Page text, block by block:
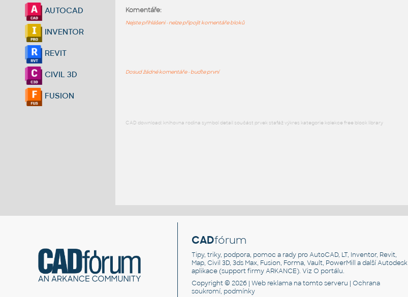
AUTOCAD
INVENTOR
REVIT
CIVIL 3D
FUSION
Komentáře:
Nejste přihlášeni - nelze připojit komentáře bloků
Dosud žádné komentáře - buďte první
CAD download: knihovna rodina symbol detail součást prvek stafáž výkres kategorie kolekce free block library
CADfórum
Tipy, triky, podpora, pomoc a rady pro AutoCAD, LT, Inventor, Revit,
Map, Civil 3D, 3ds Max, Fusion, Forma, Vault, PowerMill a další Autodesk
aplikace (support firmy ARKANCE). VizO portálu.
Copyright © 2026 |Web reklama na tomto serveru |Ochrana
soukromí, podmínky